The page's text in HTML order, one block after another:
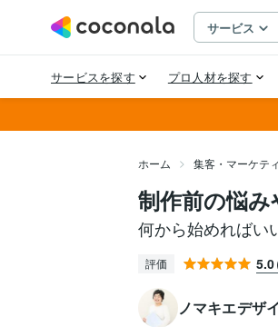
ホーム 集客・マーケテ
制作前の悩
何から始めればい
評価 5.0
ノマキエデザ